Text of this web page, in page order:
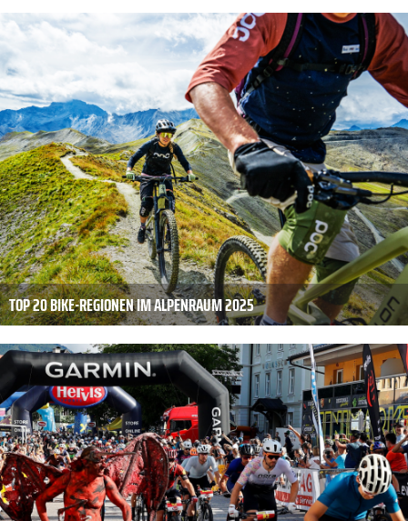
TOP 20 BIKE-REGIONEN IM ALPENRAUM 2025